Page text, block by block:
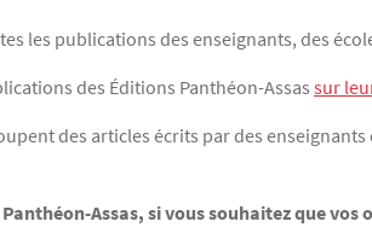
les publications des enseignants, des
des Éditions Panthéon-Assas sur
des articles écrits par des
Assas, si vous souhaitez que